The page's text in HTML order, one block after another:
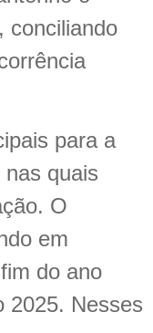
conciliando
para a
quais
O
em
do ano
2025. Nesses